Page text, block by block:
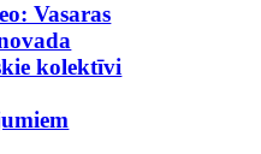
Vasaras
kolektīvi